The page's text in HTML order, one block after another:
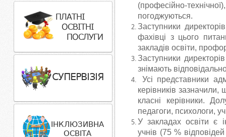
(професійно-
погоджуються.
Заступники
фахівці з цього
закладів освіти,
Заступники
знімають
Усі представники
керівників
класні керівники.
педагоги, психологи,
У закладах освіти є
учнів (75 %